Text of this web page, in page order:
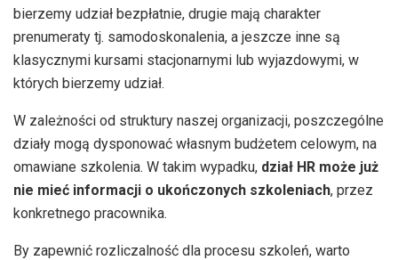
bierzemy udział bezpłatnie, drugie mają charakter
prenumeraty tj. samodoskonalenia, a jeszcze inne są
klasycznymi kursami stacjonarnymi lub wyjazdowymi, w
których bierzemy udział.
W zależności od struktury naszej organizacji, poszczególne
działy mogą dysponować własnym budżetem celowym, na
omawiane szkolenia. W takim wypadku, dział HR może już
nie mieć informacji o ukończonych szkoleniach, przez
konkretnego pracownika.
By zapewnić rozliczalność dla procesu szkoleń, warto